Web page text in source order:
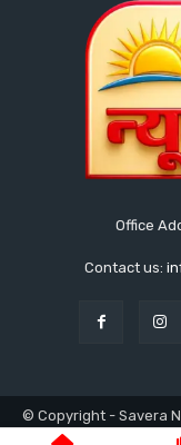
Office
Contact us:
© Copyright - Savera
9140753811